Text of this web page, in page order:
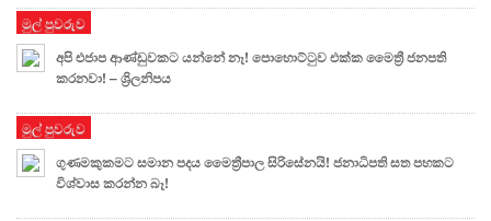
මුල් පුවරුව
අපි එජාප ආණ්ඩුවකට යන්නේ නෑ! පොහොට්ටුව එක්ක මෛත්‍රී ජනපති
කරනවා! – ශ්‍රිලනිපය
මුල් පුවරුව
ගුණමකුකමට සමාන පදය මෛත්‍රීපාල සිරිසේනයි! ජනාධිපති සත පහකට
විශ්වාස කරන්න බෑ!